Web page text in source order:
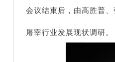
会议结束后，由高胜普
屠宰行业发展现状调研。